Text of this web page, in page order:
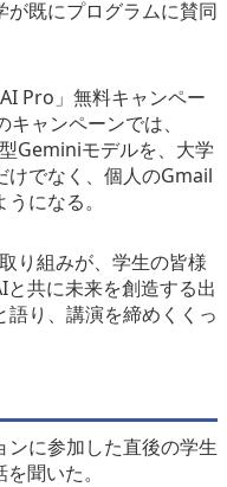
既にプログラムに賛同
Pro」無料キャンペー
ャンペーンでは、
Geminiモデルを、大学
でなく、個人のGmail
になる。
り組みが、学生の皆様
共に未来を創造する出
り、講演を締めくくっ
に参加した直後の学生
聞いた。